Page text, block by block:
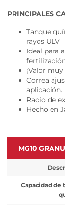
PRINCIPALES
Tanque
rayos ULV
Ideal para
¡Valor
Correa
aplicación.
Radio de
Hecho en
MG10
Capacidad de